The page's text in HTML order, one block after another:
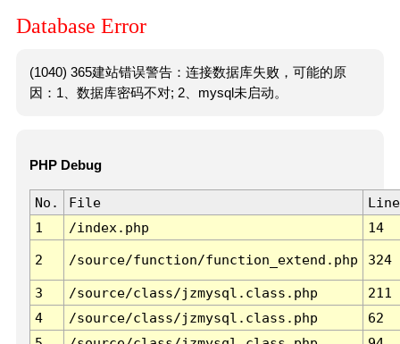
Database Error
(1040) 365建站错误警告：连接数据库失败，可能的原
因：1、数据库密码不对; 2、mysql未启动。
PHP Debug
No. File
Line
1
/index.php 14
2 /source/function/function_extend.php 324
3 /source/class/jzmysql.class.php
211
4
/source/class/jzmysql.class.php
62